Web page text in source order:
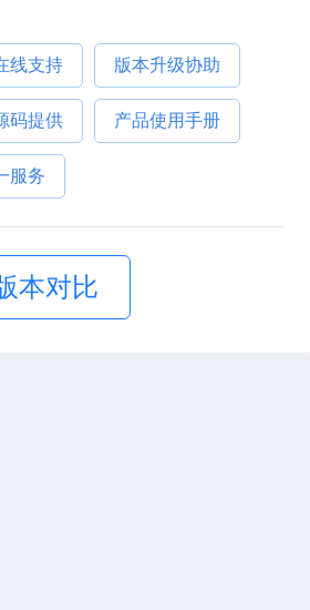
线支持 版本升级协助
码提供 产品使用手册
服务
本对比